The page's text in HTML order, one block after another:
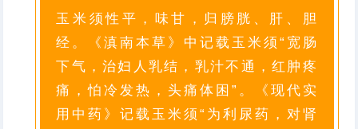
玉米须性平，味甘，归膀胱、肝、胆
经。《滇南本草》中记载玉米须“宽肠
下气，治妇人乳结，乳汁不通，红肿疼
痛，怕冷发热，头痛体困”。《现代实
用中药》记载玉米须“为利尿药，对肾